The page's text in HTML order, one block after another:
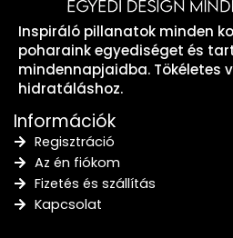
Inspiráló pillanatok minden
poharaink egyediséget és
mindennapjaidba. Tökéletes
hidratáláshoz.
Információk
Regisztráció
Az én fiókom
Fizetés és szállítás
Kapcsolat